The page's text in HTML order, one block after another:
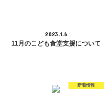
2023.1.6
11月のこども食堂支援について
新着情報